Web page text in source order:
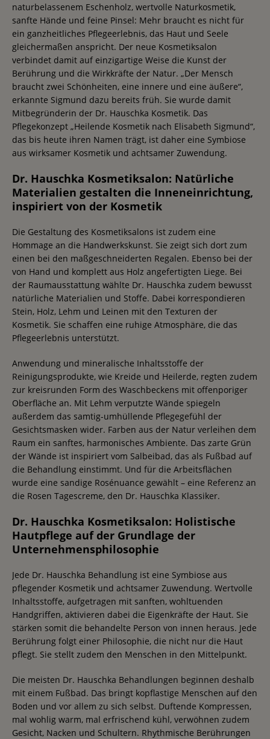
naturbelassenem Eschenholz, wertvolle Naturkosmetik,
sanfte Hände und feine Pinsel: Mehr braucht es nicht für
ein ganzheitliches Pflegeerlebnis, das Haut und Seele
gleichermaßen anspricht. Der neue Kosmetiksalon
verbindet damit auf einzigartige Weise die Kunst der
Berührung und die Wirkkräfte der Natur. „Der Mensch
braucht zwei Schönheiten, eine innere und eine äußere“,
erkannte Sigmund dazu bereits früh. Sie wurde damit
Mitbegründerin der Dr. Hauschka Kosmetik. Das
Pflegekonzept „Heilende Kosmetik nach Elisabeth Sigmund“,
das bis heute ihren Namen trägt, ist daher eine Symbiose
aus wirksamer Kosmetik und achtsamer Zuwendung.
Dr. Hauschka Kosmetiksalon: Natürliche
Materialien gestalten die Inneneinrichtung,
inspiriert von der Kosmetik
Die Gestaltung des Kosmetiksalons ist zudem eine
Hommage an die Handwerkskunst. Sie zeigt sich dort zum
einen bei den maßgeschneiderten Regalen. Ebenso bei der
von Hand und komplett aus Holz angefertigten Liege. Bei
der Raumausstattung wählte Dr. Hauschka zudem bewusst
natürliche Materialien und Stoffe. Dabei korrespondieren
Stein, Holz, Lehm und Leinen mit den Texturen der
Kosmetik. Sie schaffen eine ruhige Atmosphäre, die das
Pflegeerlebnis unterstützt.
Anwendung und mineralische Inhaltsstoffe der
Reinigungsprodukte, wie Kreide und Heilerde, regten zudem
zur kreisrunden Form des Waschbeckens mit offenporiger
Oberfläche an. Mit Lehm verputzte Wände spiegeln
außerdem das samtig-umhüllende Pflegegefühl der
Gesichtsmasken wider. Farben aus der Natur verleihen dem
Raum ein sanftes, harmonisches Ambiente. Das zarte Grün
der Wände ist inspiriert vom Salbeibad, das als Fußbad auf
die Behandlung einstimmt. Und für die Arbeitsflächen
wurde eine sandige Rosénuance gewählt – eine Referenz an
die Rosen Tagescreme, den Dr. Hauschka Klassiker.
Dr. Hauschka Kosmetiksalon: Holistische
Hautpflege auf der Grundlage der
Unternehmensphilosophie
Jede Dr. Hauschka Behandlung ist eine Symbiose aus
pflegender Kosmetik und achtsamer Zuwendung. Wertvolle
Inhaltsstoffe, aufgetragen mit sanften, wohltuenden
Handgriffen, aktivieren dabei die Eigenkräfte der Haut. Sie
stärken somit die behandelte Person von innen heraus. Jede
Berührung folgt einer Philosophie, die nicht nur die Haut
pflegt. Sie stellt zudem den Menschen in den Mittelpunkt.
Die meisten Dr. Hauschka Behandlungen beginnen deshalb
mit einem Fußbad. Das bringt kopflastige Menschen auf den
Boden und vor allem zu sich selbst. Duftende Kompressen,
mal wohlig warm, mal erfrischend kühl, verwöhnen zudem
Gesicht, Nacken und Schultern. Rhythmische Berührungen